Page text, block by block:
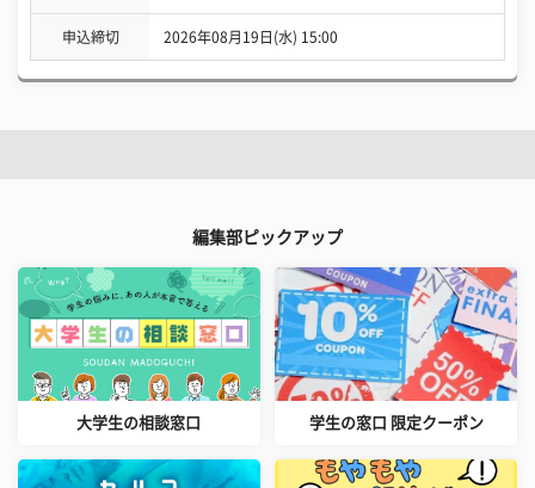
申込締切 2026年08月19日(水) 15:00
編集部ピックアップ
大学生の相談窓口 学生の窓口 限定クーポン